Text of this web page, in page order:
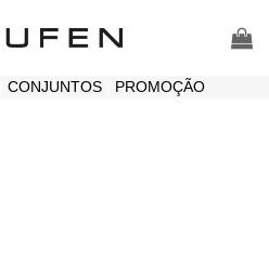
CONJUNTOS| PROMOÇÃO